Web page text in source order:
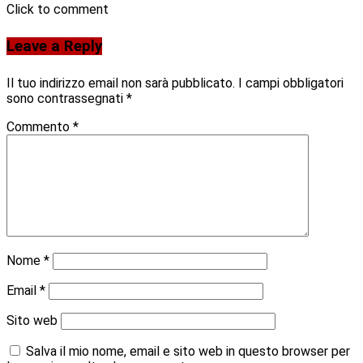
Click to comment
Leave a Reply
Il tuo indirizzo email non sarà pubblicato. I campi obbligatori
sono contrassegnati *
Commento *
Nome *
Email *
Sito web
Salva il mio nome, email e sito web in questo browser per